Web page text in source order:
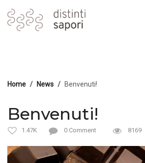
Home News Benvenuti!
Benvenuti!
1.47K 0 Comment 8169